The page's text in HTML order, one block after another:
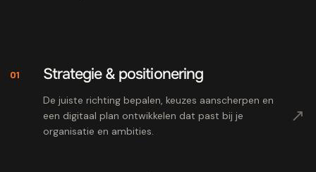
01 Strategie & positionering
De juiste richting bepalen, keuzes aanscherpen en
een digitaal plan ontwikkelen dat past bij je
organisatie en ambities.
↗